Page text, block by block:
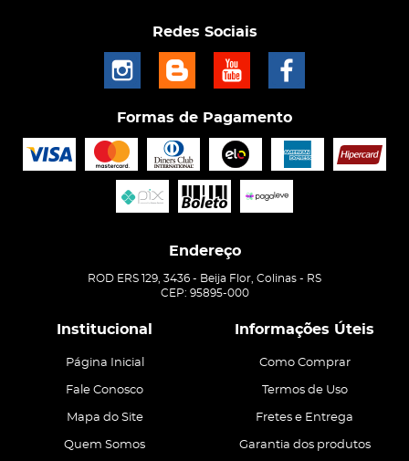
Redes Sociais
Formas de Pagamento
Endereço
ROD ERS 129, 3436 - Beija Flor, Colinas - RS
CEP: 95895-000
Institucional
Página Inicial
Fale Conosco
Mapa do Site
Quem Somos
Informações Úteis
Como Comprar
Termos de Uso
Fretes e Entrega
Garantia dos produtos